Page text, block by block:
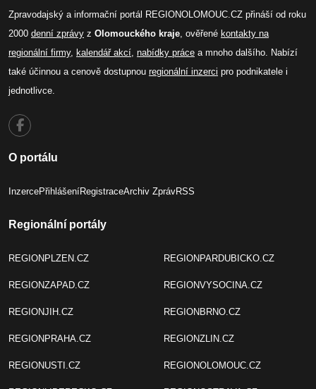
Zpravodajský a informační portál REGIONOLOMOUC.CZ přináší od roku
2000 denní zprávy z Olomouckého kraje , ověřené kontakty na
regionální firmy, kalendář akcí nabídky práce a mnoho dalšího. Nabízí
také účinnou a cenově dostupnou regionální inzerci pro podnikatele i
jednotlivce.
O portálu
InzercePřihlášeníRegistraceArchiv ZprávRSS
Regionální portály
REGIONPLZEN.CZ
REGIONZAPAD.CZ
REGIONJIH.CZ
REGIONPRAHA.CZ
REGIONUSTI.CZ
REGIONPARDUBICKO.CZ
REGIONVYSOCINA.CZ
REGIONBRNO.CZ
REGIONZLIN.CZ
REGIONOLOMOUC.CZ